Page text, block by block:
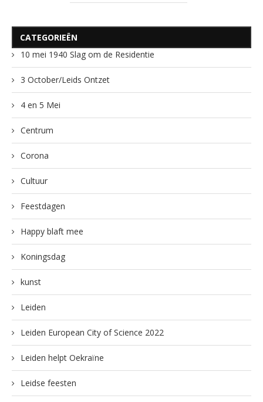
CATEGORIEËN
10 mei 1940 Slag om de Residentie
3 October/Leids Ontzet
4 en 5 Mei
Centrum
Corona
Cultuur
Feestdagen
Happy blaft mee
Koningsdag
kunst
Leiden
Leiden European City of Science 2022
Leiden helpt Oekraïne
Leidse feesten